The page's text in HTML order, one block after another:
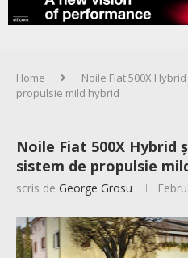
Home
Noile Fiat 500X
propulsie mild hybrid
Noile Fiat 500X Hybrid
sistem de propulsie
scris de George Grosu